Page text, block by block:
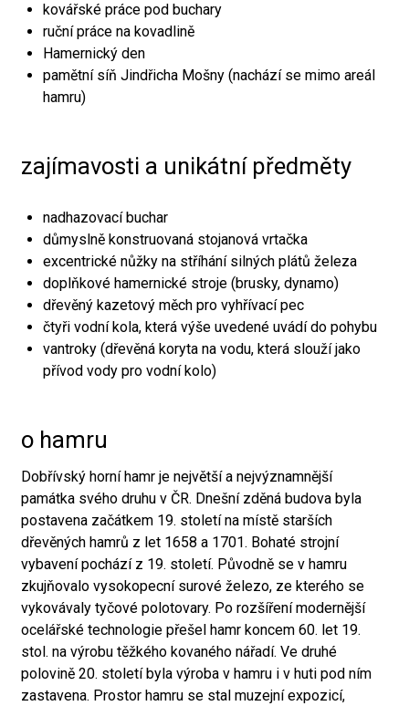
kovářské práce pod buchary
ruční práce na kovadlině
Hamernický den
pamětní síň Jindřicha Mošny (nachází se mimo areál
hamru)
zajímavosti a unikátní předměty
nadhazovací buchar
důmyslně konstruovaná stojanová vrtačka
excentrické nůžky na stříhání silných plátů železa
doplňkové hamernické stroje (brusky, dynamo)
dřevěný kazetový měch pro vyhřívací pec
čtyři vodní kola, která výše uvedené uvádí do pohybu
vantroky (dřevěná koryta na vodu, která slouží jako
přívod vody pro vodní kolo)
o hamru
Dobřívský horní hamr je největší a nejvýznamnější
památka svého druhu v ČR. Dnešní zděná budova byla
postavena začátkem 19. století na místě starších
dřevěných hamrů z let 1658 a 1701. Bohaté strojní
vybavení pochází z 19. století. Původně se v hamru
zkujňovalo vysokopecní surové železo, ze kterého se
vykovávaly tyčové polotovary. Po rozšíření modernější
ocelářské technologie přešel hamr koncem 60. let 19.
stol. na výrobu těžkého kovaného nářadí. Ve druhé
polovině 20. století byla výroba v hamru i v huti pod ním
zastavena. Prostor hamru se stal muzejní expozicí,